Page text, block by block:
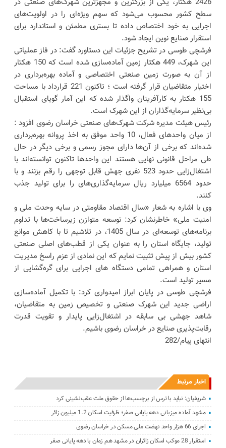
سطح کشور محسوب می‌شود که سهم ویژه‌ای را در اولویت‌های
اجرایی به خود اختصاص داده تا بستری مطمئن و استاندارد برای
استقرار صنایع نوین ایجاد شود.
فرشچی طوسی در تشریح جزئیات این دستاورد گفت: در فاز عملیاتی
این شهرک، 449 هکتار زمین آماده‌سازی شده است که 150 هکتار
از آن به صورت زمین صنعتی اختصاصی و آماده بهره‌برداری در
اختیار متقاضیان قرار گرفته است ؛ تاکنون 221 قرارداد با مساحت
155 هکتار به کارآفرینان واگذار شده که این آمار گویای استقبال
بی‌نظیر سرمایه‌گذاران از این شهرک است.
رئیس هیئت مدیره شرکت شهرک‌های صنعتی خراسان رضوی افزود :
از میان واحدهای فعال، 10 واحد موفق به اخذ پروانه بهره‌برداری
شده‌اند که برخی از آن‌ها دارای مجوز رسمی و برخی دیگر در حال
طی مراحل قانونی نهایی هستند این واحدها تاکنون توانسته‌اند با
اشتغال‌زایی حدود 523 نفری جهش قابل توجهی را رقم بزنند و با
حدود 6564 میلیارد ریال سرمایه‌گذاری‌های را برای تولید جذب
کنند.
وی با اشاره به شعار «سال اقتصاد مقاومتی در سایه وحدت ملی و
امنیت ملی» خاطرنشان کرد: توسعه متوازن زیرساخت‌ها با تداوم
برنامه‌های توسعه‌ای در سال 1405، در تلاشیم تا با کاهش موانع
تولید، جایگاه استان را به عنوان یکی از قطب‌های اصلی صنعتی
کشور بیش از پیش تثبیت نمایم که این نمادی از عزم راسخ مدیریت
استان و همراهی تمامی دستگاه های اجرایی برای گره‌گشایی از
مسیر تولید است.
فرشچی طوسی در پایان ابراز امیدواری کرد: با تکمیل آماده‌سازی
اراضی جدید این شهرک صنعتی و تخصیص زمین به متقاضیان،
شاهد جهشی بی سابقه در اشتغال‌زایی پایدار و تقویت قدرت
رقابت‌پذیری صنایع در خراسان رضوی باشیم.
انتهای پیام/282
اخبار مرتبط
شریفیان: نباید با ترس از برچسب‌ها از حقوق ملت عقب‌نشینی کرد
مشهد آماده میزبانی دهه پایانی صفر؛ ظرفیت اسکان 1.2 میلیون زائر
اجرای 66 هزار واحد نهضت ملی مسکن در خراسان رضوی
استقرار 28 موکب اسکان زائران در مشهد هم زمان با دهه پایانی صفر